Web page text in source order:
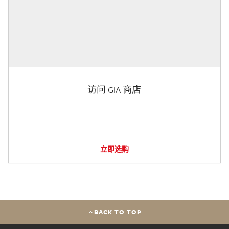
访问 GIA 商店
立即选购
BACK TO TOP